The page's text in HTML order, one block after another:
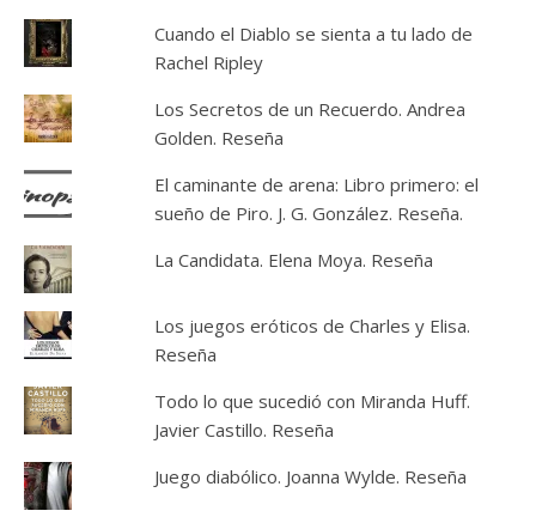
Cuando el Diablo se sienta a tu lado de
Rachel Ripley
Los Secretos de un Recuerdo. Andrea
Golden. Reseña
El caminante de arena: Libro primero: el
sueño de Piro. J. G. González. Reseña.
La Candidata. Elena Moya. Reseña
Los juegos eróticos de Charles y Elisa.
Reseña
Todo lo que sucedió con Miranda Huff.
Javier Castillo. Reseña
Juego diabólico. Joanna Wylde. Reseña